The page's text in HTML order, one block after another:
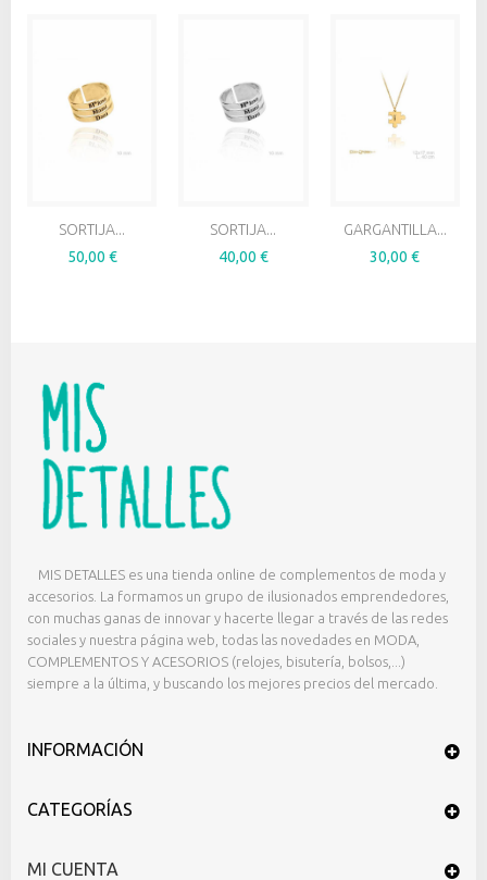
SORTIJA...
50,00 €
SORTIJA...
40,00 €
GARGANTILLA...
30,00 €
MIS DETALLES es una tienda online de complementos de moda y
accesorios. La formamos un grupo de ilusionados emprendedores,
con muchas ganas de innovar y hacerte llegar a través de las redes
sociales y nuestra página web, todas las novedades en MODA,
COMPLEMENTOS Y ACESORIOS (relojes, bisutería, bolsos,...)
siempre a la última, y buscando los mejores precios del mercado.
INFORMACIÓN
CATEGORÍAS
MI CUENTA